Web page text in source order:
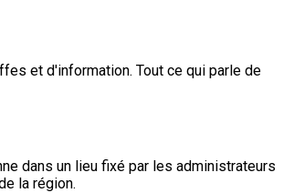
et d'information. Tout ce qui parle de
dans un lieu fixé par les administrateurs
la région.